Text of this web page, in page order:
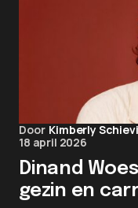
Door Kimberly
18 april 2026
Dinand
gezin en